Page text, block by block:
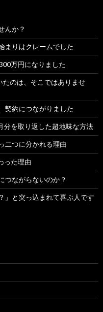
んか？
まりはクレームでした
万円になりました
のは、そこではありませ
契約につながりました
分を取り返した超地味な方法
二つに分かれる理由
った理由
つながらないのか？
」と突っ込まれて喜ぶ人です